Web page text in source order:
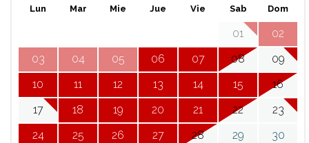
Lun Mar Mie Jue Vie Sab Dom
01
02
03
04 05 06 07 08
09
10
11 12 13 14 15
16
17
18 19 20 21 22
23
24
25 26 27 28 29
30